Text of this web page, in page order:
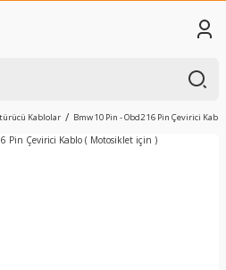
Kablolar Bmw 10 Pin - Obd2 16 Pin Çevirici